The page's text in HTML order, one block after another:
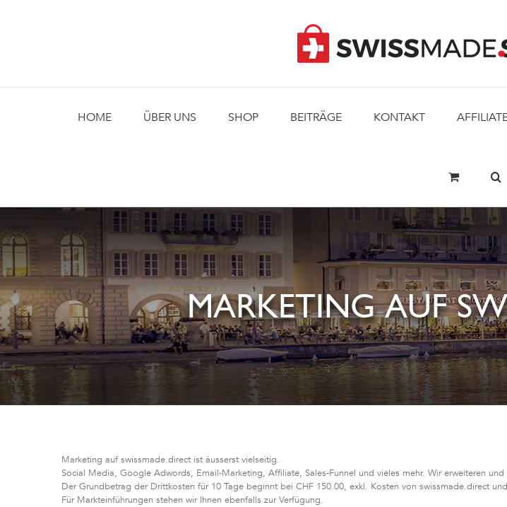
HOME ÜBER UNS SHOP BEITRÄGE KONTAKT
MARKETING AUF
Marketing auf swissmade.direct ist äusserst vielseitig.
Social Media, Google Adwords, Email-Marketing, Affiliate, Sales-Funnel und vieles mehr. Wir erweiteren
Der Grundbetrag der Drittkosten für 10 Tage beginnt bei CHF 150.00, exkl. Kosten von swissmade.direct
Für Markteinführungen stehen wir Ihnen ebenfalls zur Verfügung.